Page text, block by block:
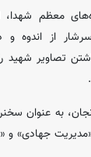
معظم شهدا،
از اندوه
تصاویر
به عنوان
جهادی» و